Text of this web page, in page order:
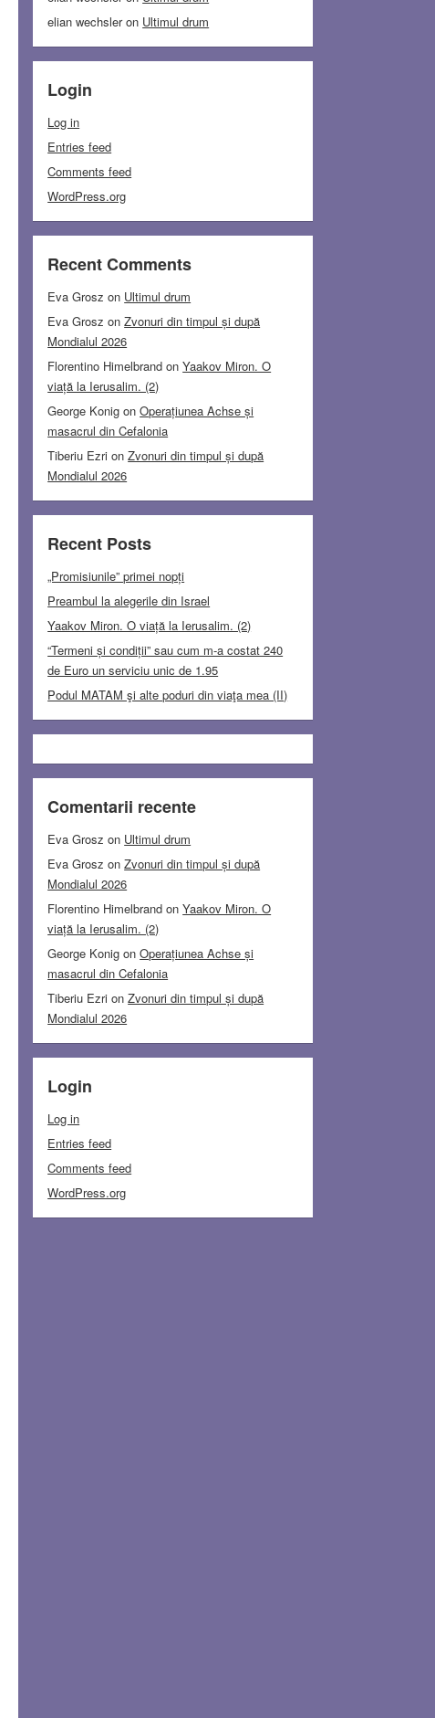
elian wechsleron Ultimul drum
Login
Log in
Entries feed
Comments feed
WordPress.org
Recent Comments
Eva Grosz on Ultimul drum
Eva Grosz onZvonuri din timpul și după
Mondialul 2026
Florentino Himelbrand onYaakov Miron. O
viață la Ierusalim. (2)
George Konig onOperațiunea Achse și
masacrul din Cefalonia
Tiberiu Ezri onZvonuri din timpul și după
Mondialul 2026
Recent Posts
„Promisiunile” primei nopți
Preambul la alegerile din Israel
Yaakov Miron. O viață la Ierusalim. (2)
“Termeni și condiții” sau cum m-a costat 240
de Euro un serviciu unic de 1.95
Podul MATAM şi alte poduri din viaţa mea (II)
Comentarii recente
Eva Grosz on Ultimul drum
Eva Grosz onZvonuri din timpul și după
Mondialul 2026
Florentino Himelbrand onYaakov Miron. O
viață la Ierusalim. (2)
George Konig onOperațiunea Achse și
masacrul din Cefalonia
Tiberiu Ezri onZvonuri din timpul și după
Mondialul 2026
Login
Log in
Entries feed
Comments feed
WordPress.org